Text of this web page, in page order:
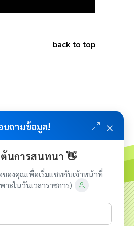
back to top
บถามข้อมูล! ×
ต้นการสนทนา 👋
องคุณเพื่อเริ่มแชทกับเจ้าหน้าที่
าะในวันเวลาราชการ)
ดต่อเรา